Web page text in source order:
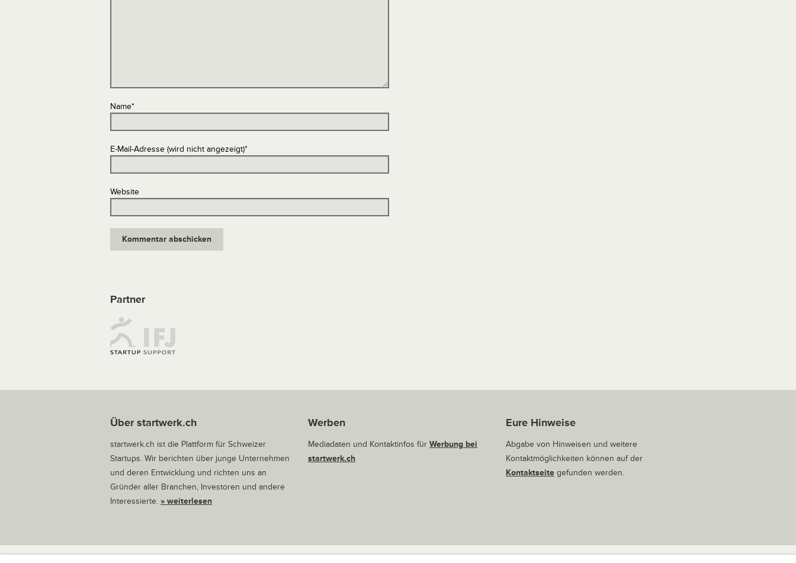
Name*
E-Mail-Adresse (wird nicht angezeigt)*
Website
Partner
Über startwerk.ch
startwerk.ch ist die Plattform für Schweizer
Startups. Wir berichten über junge Unternehmen
und deren Entwicklung und richten uns an
Gründer aller Branchen, Investoren und andere
Interessierte. » weiterlesen
Werben
Mediadaten und Kontaktinfos für Werbung bei
startwerk.ch
Eure Hinweise
Abgabe von Hinweisen und weitere
Kontaktmöglichkeiten können auf der
Kontaktseitegefunden werden.